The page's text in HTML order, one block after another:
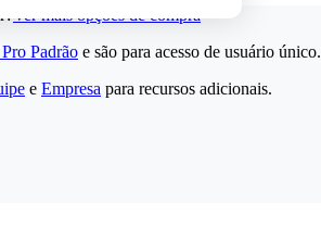
Ver mais opções de compra
Padrão e são para acesso de usuário único.
e Empresa para recursos adicionais.